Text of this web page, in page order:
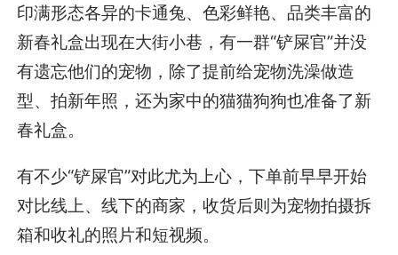
印满形态各异的卡通兔、色彩鲜艳、品类丰富的
新春礼盒出现在大街小巷，有一群“铲屎官”并没
有遗忘他们的宠物，除了提前给宠物洗澡做造
型、拍新年照，还为家中的猫猫狗狗也准备了新
春礼盒。
有不少“铲屎官”对此尤为上心，下单前早早开始
对比线上、线下的商家，收货后则为宠物拍摄拆
箱和收礼的照片和短视频。